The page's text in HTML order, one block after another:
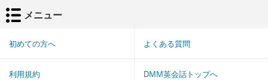
メニュー
初めての方へ よくある質問
利用規約 DMM英会話トップへ